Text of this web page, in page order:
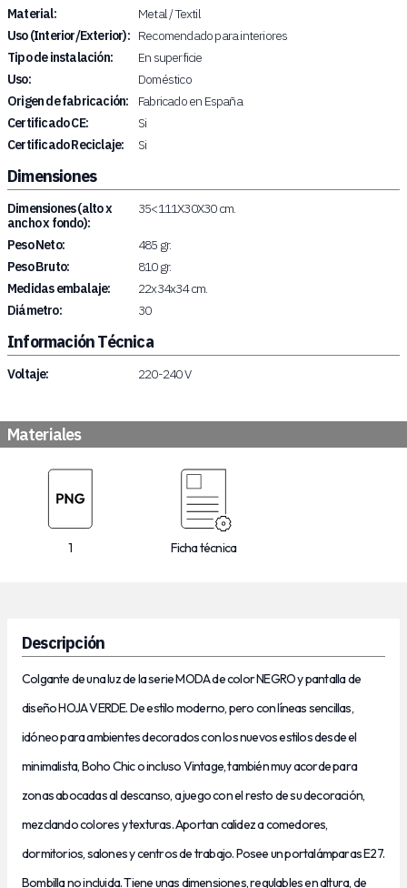
Material:
Metal / Textil
Uso (Interior/Exterior): Recomendado para interiores
Tipo de instalación:
En superficie
Uso:
Doméstico
Origen de fabricación:
Fabricado en España
Certificado CE:
Si
Certificado Reciclaje:
Si
Dimensiones
Dimensiones (alto x
ancho x fondo):
35<111X30X30 cm.
Peso Neto:
485 gr.
Peso Bruto:
810 gr.
Medidas embalaje:
22x34x34 cm.
Diámetro:
30
Información Técnica
Voltaje: 220-240 V
Materiales
1 Ficha técnica
Descripción
Colgante de una luz de la serie MODA de color NEGRO y pantalla de
diseño HOJA VERDE. De estilo moderno, pero con líneas sencillas,
idóneo para ambientes decorados con los nuevos estilos desde el
minimalista, Boho Chic o incluso Vintage, también muy acorde para
zonas abocadas al descanso, a juego con el resto de su decoración,
mezclando colores y texturas. Aportan calidez a comedores,
dormitorios, salones y centros de trabajo. Posee un portalámparas E27.
Bombilla no incluida. Tiene unas dimensiones, regulables en altura, de